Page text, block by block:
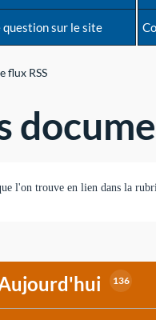
question sur le site
flux RSS
l'on trouve en lien dans la
136